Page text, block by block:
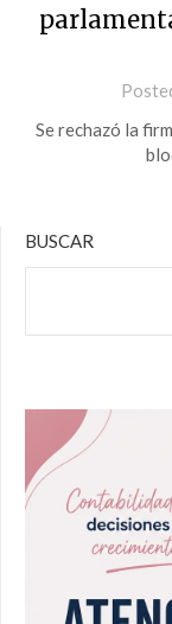
Se rechazó la
BUSCAR